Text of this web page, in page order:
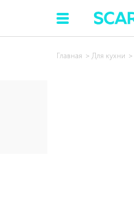
Главная Для кухни